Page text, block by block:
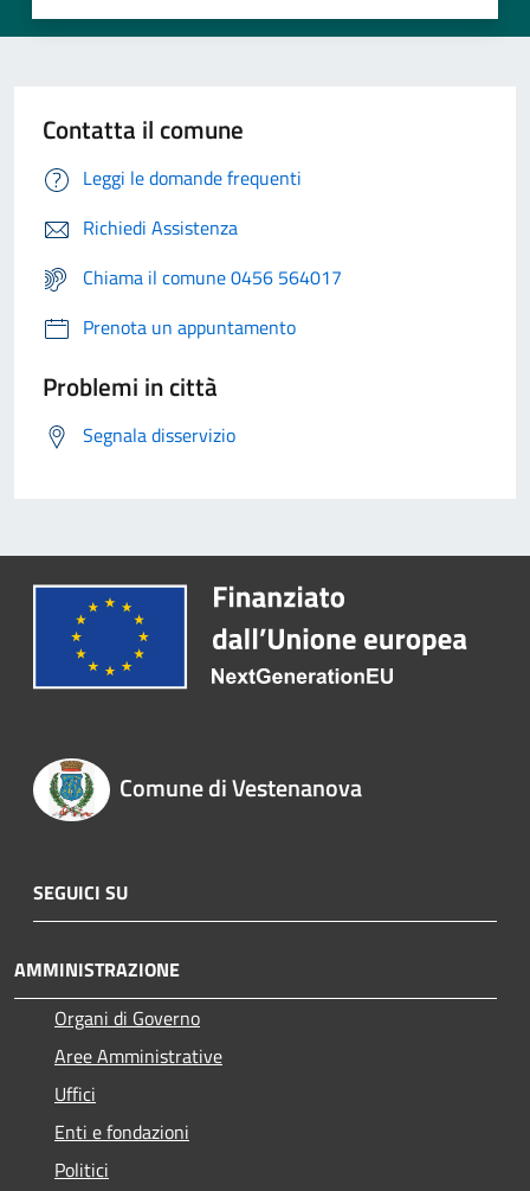
Contatta il comune
Leggi le domande frequenti
Richiedi Assistenza
Chiama il comune 0456 564017
Prenota un appuntamento
Problemi in città
Segnala disservizio
Comune di Vestenanova
SEGUICI SU
AMMINISTRAZIONE
Organi di Governo
Aree Amministrative
Uffici
Enti e fondazioni
Politici